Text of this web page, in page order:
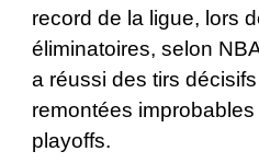
record de la ligue, lors
éliminatoires, selon
a réussi des tirs
remontées improbables
playoffs.